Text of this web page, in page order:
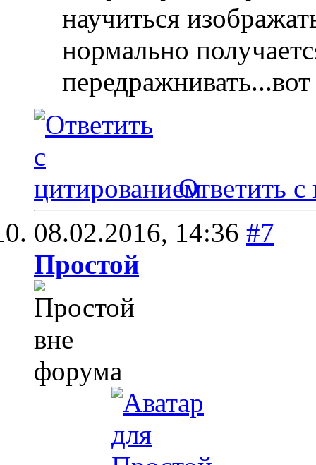
научиться
нормально
Ответить с
08.02.2016, 14:36 #7
Простой